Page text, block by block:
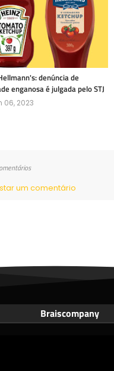
denúncia de
enganosa é julgada pelo STJ
06, 2023
um comentário
Braiscompany